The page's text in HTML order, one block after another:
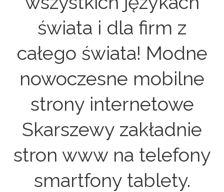
świata i dla firm z
całego świata! Modne
nowoczesne mobilne
strony internetowe
Skarszewy zakładnie
stron www na telefony
smartfony tablety.